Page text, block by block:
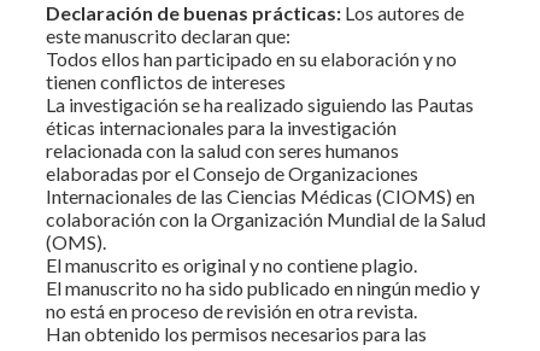
Declaración de buenas prácticas: Los autores de
este manuscrito declaran que:
Todos ellos han participado en su elaboración y no
tienen conflictos de intereses
La investigación se ha realizado siguiendo las Pautas
éticas internacionales para la investigación
relacionada con la salud con seres humanos
elaboradas por el Consejo de Organizaciones
Internacionales de las Ciencias Médicas (CIOMS) en
colaboración con la Organización Mundial de la Salud
(OMS).
El manuscrito es original y no contiene plagio.
El manuscrito no ha sido publicado en ningún medio y
no está en proceso de revisión en otra revista.
Han obtenido los permisos necesarios para las